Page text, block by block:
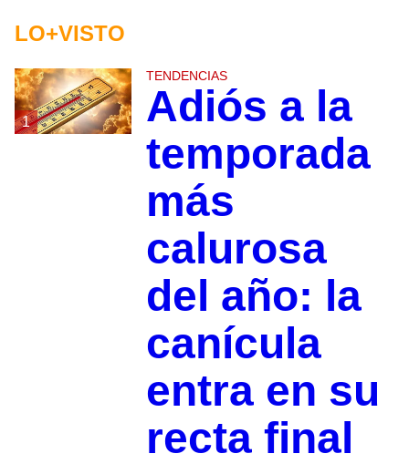
LO+VISTO
1
TENDENCIAS
Adiós a la
temporada
más
calurosa
del año: la
canícula
entra en su
recta final